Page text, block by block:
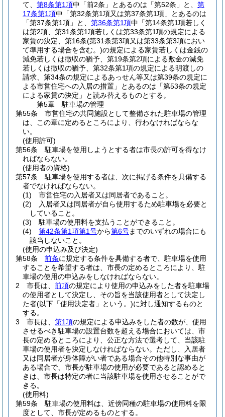
て、 第8条第1項中「前2条」とあるのは「第52条」と、 第
17条第1項中「第32条第1項又は第37条第1項」とあるのは
「第37条第1項」と、 第36条第1項中「第14条第1項若しく
は第2項、第31条第1項若しくは第33条第1項の規定による
家賃の決定、第16条(第31条第3項又は第33条第3項におい
て準用する場合を含む。)の規定による家賃若しくは金銭の
減免若しくは徴収の猶予、第19条第2項による敷金の減免
若しくは徴収の猶予、第32条第1項の規定による明渡しの
請求、第34条の規定によるあっせん等又は第39条の規定に
よる市営住宅への入居の措置」とあるのは「第53条の規定
による家賃の決定」と読み替えるものとする。
第5章
駐車場の管理
第55条
市営住宅の共同施設として整備された駐車場の管理
は、この章に定めるところにより、行わなければならな
い。
(使用許可)
第56条
駐車場を使用しようとする者は市長の許可を得なけ
ればならない。
(使用者の資格)
第57条
駐車場を使用する者は、次に掲げる条件を具備する
者でなければならない。
(1)
市営住宅の入居者又は同居者であること。
(2)
入居者又は同居者が自ら使用するため駐車場を必要と
していること。
(3)
駐車場の使用料を支払うことができること。
(4)
第42条第1項第1号から第6号までのいずれの場合にも
該当しないこと。
(使用の申込み及び決定)
第58条
前条に規定する条件を具備する者で、駐車場を使用
することを希望する者は、市長の定めるところにより、駐
車場の使用の申込みをしなければならない。
2
市長は、 前項の規定により使用の申込みをした者を駐車場
の使用者として決定し、その旨を当該使用者として決定し
た者(以下「使用決定者」という。)に対し通知するものと
する。
3
市長は、 第1項の規定による申込みをした者の数が、使用
させるべき駐車場の設置台数を超える場合においては、市
長の定めるところにより、公正な方法で選考して、当該駐
車場の使用者を決定しなければならない。 ただし、入居者
又は同居者が身体障がい者である場合その他特別な事由が
ある場合で、市長が駐車場の使用が必要であると認めると
きは、市長は特定の者に当該駐車場を使用させることがで
きる。
(使用料)
第59条
駐車場の使用料は、近傍同種の駐車場の使用料を限
度として、市長が定めるものとする。